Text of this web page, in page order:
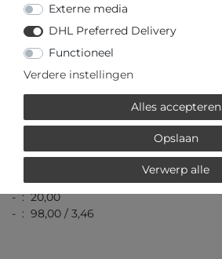
- : Mido
- Kenmerken:
- : 21,00 / 0,83
- : 13,00 / 0,51
- : 20,00
- : 98,00 / 3,46
Externe media
DHL Preferred Delivery
Functioneel
Verdere instellingen
Alles accepteren
Opslaan
Verwerp alle